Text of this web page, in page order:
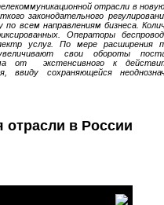
отрасли в новую
законодательного
всем направлениям бизнеса.
Операторы
услуг. По мере расширения
свои обороты
от экстенсивного к
ввиду сохраняющейся
отрасли в России